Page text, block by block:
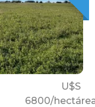
U$S
6800/